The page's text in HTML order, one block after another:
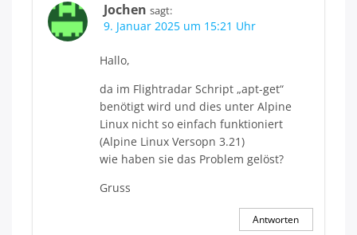
Jochen sagt:
9. Januar 2025 um 15:21 Uhr
Hallo,
da im Flightradar Schript „apt-get“
benötigt wird und dies unter Alpine
Linux nicht so einfach funktioniert
(Alpine Linux Versopn 3.21)
wie haben sie das Problem gelöst?
Gruss
Antworten